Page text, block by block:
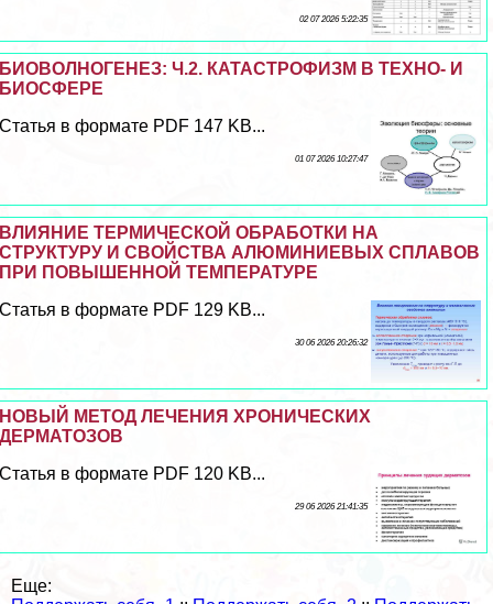
02 07 2026 5:22:35
БИОВОЛНОГЕНЕЗ: Ч.2. КАТАСТРОФИЗМ В ТЕХНО- И
БИОСФЕРЕ
Статья в формате PDF 147 KB...
01 07 2026 10:27:47
ВЛИЯНИЕ ТЕРМИЧЕСКОЙ ОБРАБОТКИ НА
СТРУКТУРУ И СВОЙСТВА АЛЮМИНИЕВЫХ СПЛАВОВ
ПРИ ПОВЫШЕННОЙ ТЕМПЕРАТУРЕ
Статья в формате PDF 129 KB...
30 06 2026 20:26:32
НОВЫЙ МЕТОД ЛЕЧЕНИЯ ХРОНИЧЕСКИХ
ДЕРМАТОЗОВ
Статья в формате PDF 120 KB...
29 06 2026 21:41:35
Еще: